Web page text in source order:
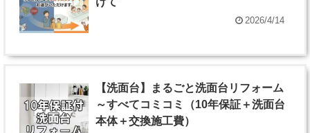
2026/4/14
【洗面台】まるごと洗面台リフォーム
～すべてコミコミ（10年保証＋洗面台
本体＋交換施工費）